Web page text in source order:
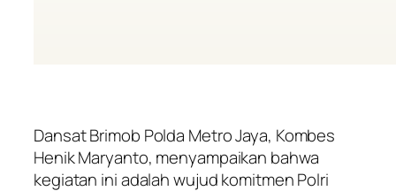
Dansat Brimob Polda Metro Jaya, Kombes
Henik Maryanto, menyampaikan bahwa
kegiatan ini adalah wujud komitmen Polri